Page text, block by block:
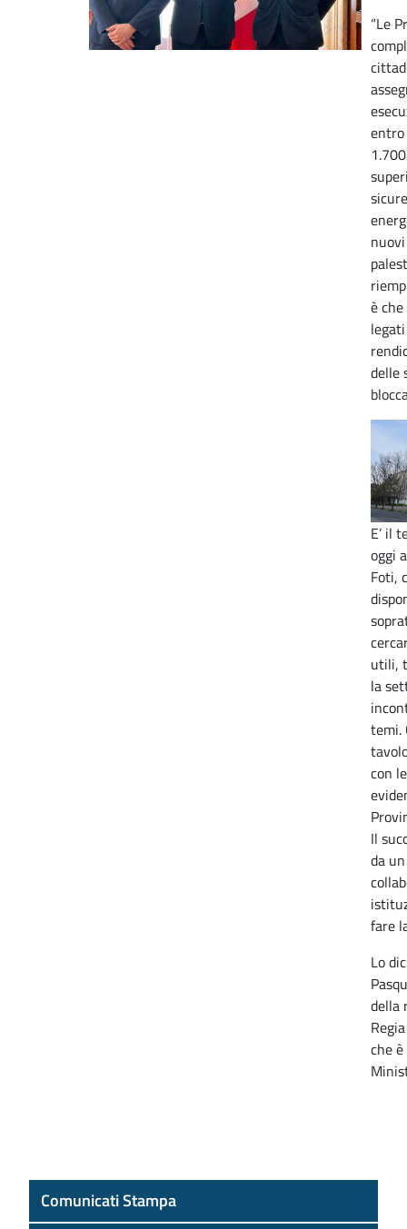
“Le
è
delle
E’ il
oggi
Foti,
utili,
la
temi.
con
Il
da
fare
Lo
della
che
Comunicati Stampa